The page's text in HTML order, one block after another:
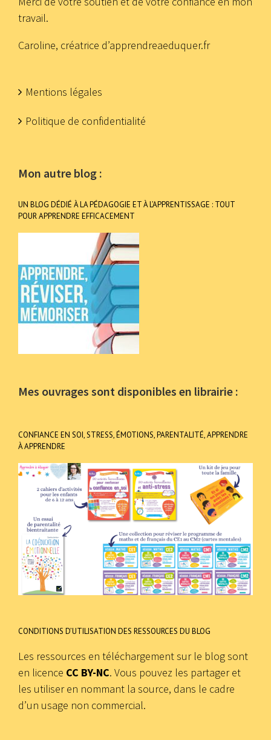
travail.
Caroline, créatrice d’apprendreaeduquer.fr
Mentions légales
Politique de confidentialité
Mon autre blog :
UN BLOG DÉDIÉ À LA PÉDAGOGIE ET À L’APPRENTISSAGE : TOUT
POUR APPRENDRE EFFICACEMENT
Mes ouvrages sont disponibles en librairie :
CONFIANCE EN SOI, STRESS, ÉMOTIONS, PARENTALITÉ, APPRENDRE
À APPRENDRE
CONDITIONS D’UTILISATION DES RESSOURCES DU BLOG
Les ressources en téléchargement sur le blog sont
en licence CC BY-NC. Vous pouvez les partager et
les utiliser en nommant la source, dans le cadre
d’un usage non commercial.